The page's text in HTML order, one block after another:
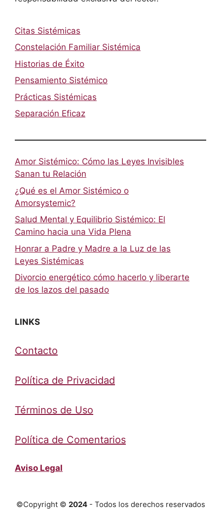
Citas Sistémicas
Constelación Familiar Sistémica
Historias de Éxito
Pensamiento Sistémico
Prácticas Sistémicas
Separación Eficaz
Amor Sistémico: Cómo las Leyes Invisibles
Sanan tu Relación
¿Qué es el Amor Sistémico o
Amorsystemic?
Salud Mental y Equilibrio Sistémico: El
Camino hacia una Vida Plena
Honrar a Padre y Madre a la Luz de las
Leyes Sistémicas
Divorcio energético cómo hacerlo y liberarte
de los lazos del pasado
LINKS
Contacto
Política de Privacidad
Términos de Uso
Política de Comentarios
Aviso Legal
©Copyright © 2024- Todos los derechos reservados